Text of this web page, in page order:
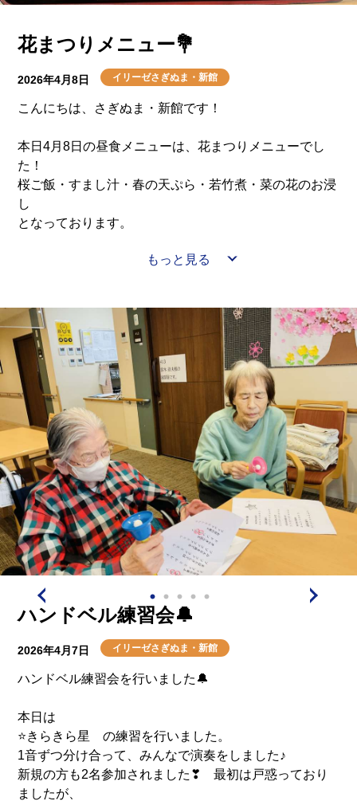
花まつりメニュー💐
2026年4月8日 イリーゼさぎぬま・新館
こんにちは、さぎぬま・新館です！
本日4月8日の昼食メニューは、花まつりメニューでし
た！
桜ご飯・すまし汁・春の天ぷら・若竹煮・菜の花のお浸
し
となっております。
天ぷらが出て皆様とても喜ばれておりました☺👐
もっと見る
ハンドベル練習会🔔
2026年4月7日 イリーゼさぎぬま・新館
ハンドベル練習会を行いました🔔
本日は
⭐きらきら星 の練習を行いました。
1音ずつ分け合って、みんなで演奏をしました♪
新規の方も2名参加されました❣ 最初は戸惑っており
ましたが、